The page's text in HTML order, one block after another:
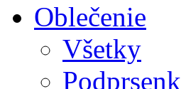
Oblečenie
Všetky